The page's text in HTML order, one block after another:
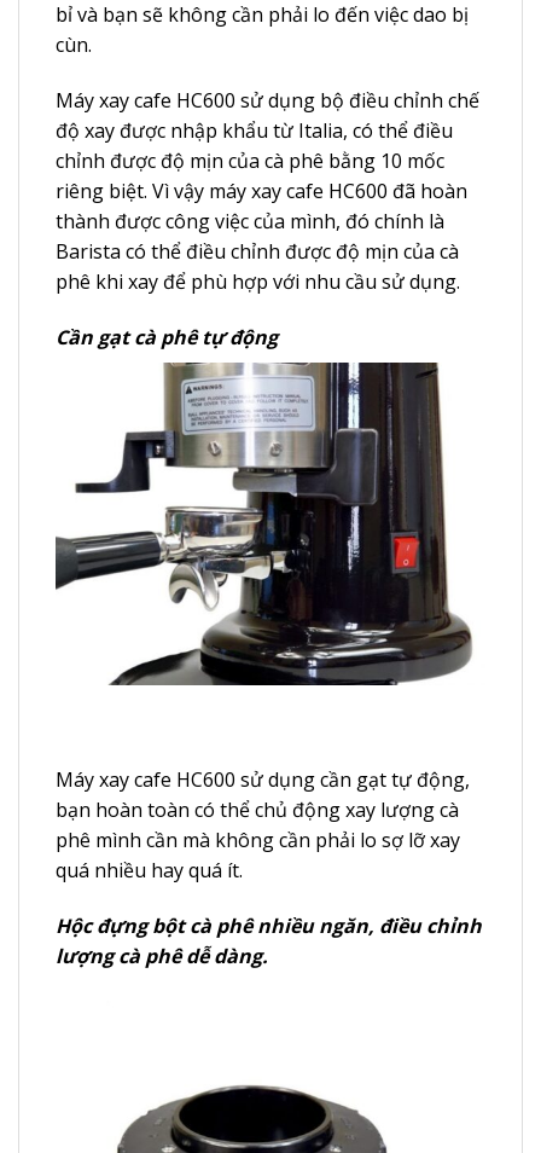
bỉ và bạn sẽ không cần phải lo đến việc dao bị
cùn.
Máy xay cafe HC600 sử dụng bộ điều chỉnh chế
độ xay được nhập khẩu từ Italia, có thể điều
chỉnh được độ mịn của cà phê bằng 10 mốc
riêng biệt. Vì vậy máy xay cafe HC600 đã hoàn
thành được công việc của mình, đó chính là
Barista có thể điều chỉnh được độ mịn của cà
phê khi xay để phù hợp với nhu cầu sử dụng.
Cần gạt cà phê tự động
Máy xay cafe HC600 sử dụng cần gạt tự động,
bạn hoàn toàn có thể chủ động xay lượng cà
phê mình cần mà không cần phải lo sợ lỡ xay
quá nhiều hay quá ít.
Hộc đựng bột cà phê nhiều ngăn, điều chỉnh
lượng cà phê dễ dàng.